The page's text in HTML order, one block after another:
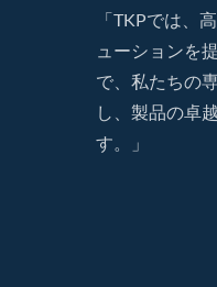
「TKPでは、
ューションを
で、私たちの
し、製品の卓
す。」